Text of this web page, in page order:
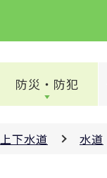
防災・防犯
上下水道 水道